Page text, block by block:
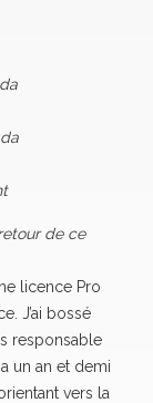
de ce
licence Pro
J’ai bossé
responsable
un an et demi
vers la